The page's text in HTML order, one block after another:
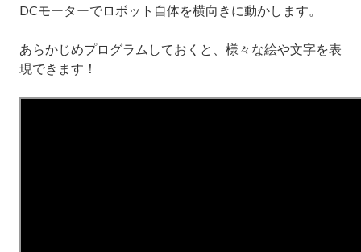
DCモーターでロボット自体を横向きに動かします。
あらかじめプログラムしておくと、様々な絵や文字を表
現できます！